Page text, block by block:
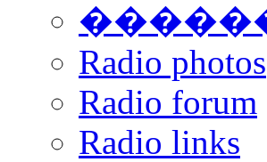
Radio photos
Radio forum
Radio links